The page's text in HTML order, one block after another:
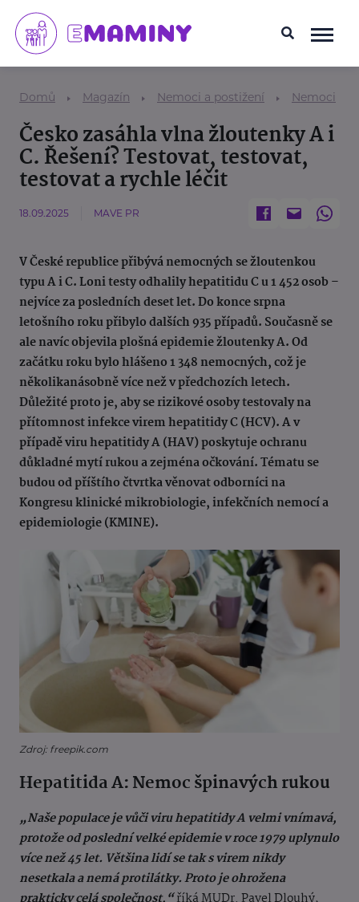
Domů Magazín Nemoci a postižení Nemoci
Česko zasáhla vlna žloutenky A i
C. Řešení? Testovat, testovat,
testovat a rychle léčit
18.09.2025 MAVE PR
V České republice přibývá nemocných se žloutenkou
typu A i C. Loni testy odhalily hepatitidu C u 1 452 osob –
nejvíce za posledních deset let. Do konce srpna
letošního roku přibylo dalších 935 případů. Současně se
ale navíc objevila plošná epidemie žloutenky A. Od
začátku roku bylo hlášeno 1 348 nemocných, což je
několikanásobně více než v předchozích letech.
Důležité proto je, aby se rizikové osoby testovaly na
přítomnost infekce virem hepatitidy C (HCV). A v
případě viru hepatitidy A (HAV) poskytuje ochranu
důkladné mytí rukou a zejména očkování. Tématu se
budou od příštího čtvrtka věnovat odborníci na
Kongresu klinické mikrobiologie, infekčních nemocí a
epidemiologie (KMINE).
Zdroj: freepik.com
Hepatitida A: Nemoc špinavých rukou
„Naše populace je vůči viru hepatitidy A velmi vnímavá,
protože od poslední velké epidemie v roce 1979 uplynulo
více než 45 let. Většina lidí se tak s virem nikdy
nesetkala a nemá protilátky. Proto je ohrožena